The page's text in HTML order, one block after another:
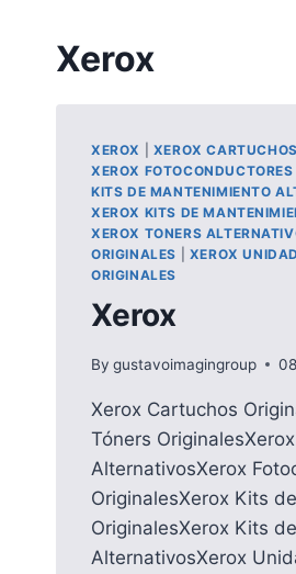
Xerox
XEROX XEROX
XEROX
KITS DE MANTENIMIENTO
XEROX KITS DE
XEROX TONERS
ORIGINALES
XEROX
ORIGINALES
Xerox
By gustavoimagingroup
Xerox Cartuchos
Tóners
AlternativosXerox
OriginalesXerox Kits
OriginalesXerox Kits
AlternativosXerox